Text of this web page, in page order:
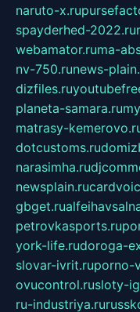
naruto-x.ru
spayderhed-2022.ru
webamator.ruma-
nv-750.runews-
dizfiles.ru
planeta-samara.ru
matrasy-
dotcustoms.ru
narasimha.ru
newsplain.ru
gbget.ru
petrovkasports.ru
york-life.rudoroga-
slovar-ivrit.ruporno-
ovucontrol.rusloty-
ru-industriya.ru